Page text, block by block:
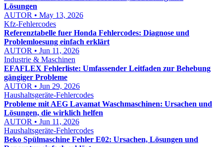
Lösungen
AUTOR • May 13, 2026
Kfz-Fehlercodes
Referenztabelle fuer Honda Fehlercodes: Diagnose und
Problemloesung einfach erklärt
AUTOR • Jun 11, 2026
Industrie & Maschinen
EFAFLEX Fehlerliste: Umfassender Leitfaden zur Behebung
gängiger Probleme
AUTOR • Jun 29, 2026
Haushaltsgeräte-Fehlercodes
Probleme mit AEG Lavamat Waschmaschinen: Ursachen und
Lösungen, die wirklich helfen
AUTOR • Jun 11, 2026
Haushaltsgeräte-Fehlercodes
Beko Spülmaschine Fehler E02: Ursachen, Lösungen und